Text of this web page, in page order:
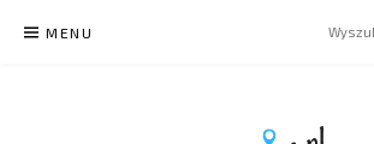
MENU